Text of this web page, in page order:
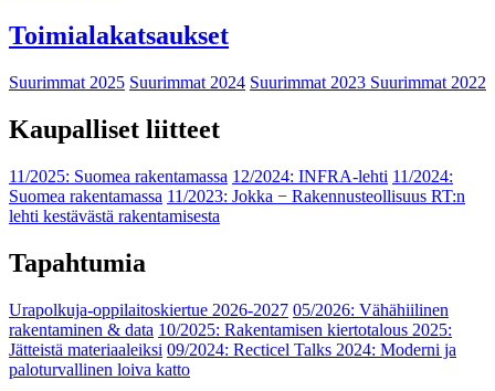
Toimialakatsaukset
Suurimmat 2025 Suurimmat 2024 Suurimmat 2023 Suurimmat 2022
Kaupalliset liitteet
11/2025: Suomea rakentamassa 12/2024: INFRA-lehti 11/2024:
Suomea rakentamassa 11/2023: Jokka − Rakennusteollisuus RT:n
lehti kestävästä rakentamisesta
Tapahtumia
Urapolkuja-oppilaitoskiertue 2026-2027 05/2026: Vähähiilinen
rakentaminen & data 10/2025: Rakentamisen kiertotalous 2025:
Jätteistä materiaaleiksi 09/2024: Recticel Talks 2024: Moderni ja
paloturvallinen loiva katto